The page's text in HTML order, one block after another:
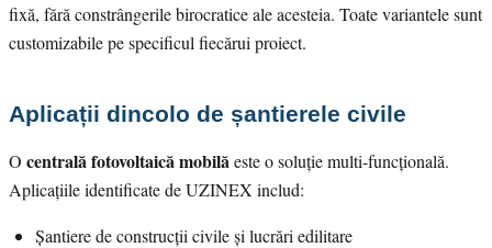
fixă, fără constrângerile birocratice ale acesteia. Toate variantele sunt
customizabile pe specificul fiecărui proiect.
Aplicații dincolo de șantierele civile
O centrală fotovoltaică mobilăeste o soluție multi-funcțională.
Aplicațiile identificate de UZINEX includ:
Șantiere de construcții civile și lucrări edilitare